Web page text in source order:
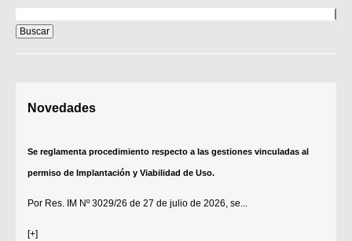
en
este
sitio:
Novedades
Se reglamenta procedimiento respecto a las gestiones vinculadas al
permiso de Implantación y Viabilidad de Uso.
Por Res. IM Nº 3029/26 de 27 de julio de 2026, se...
[+]